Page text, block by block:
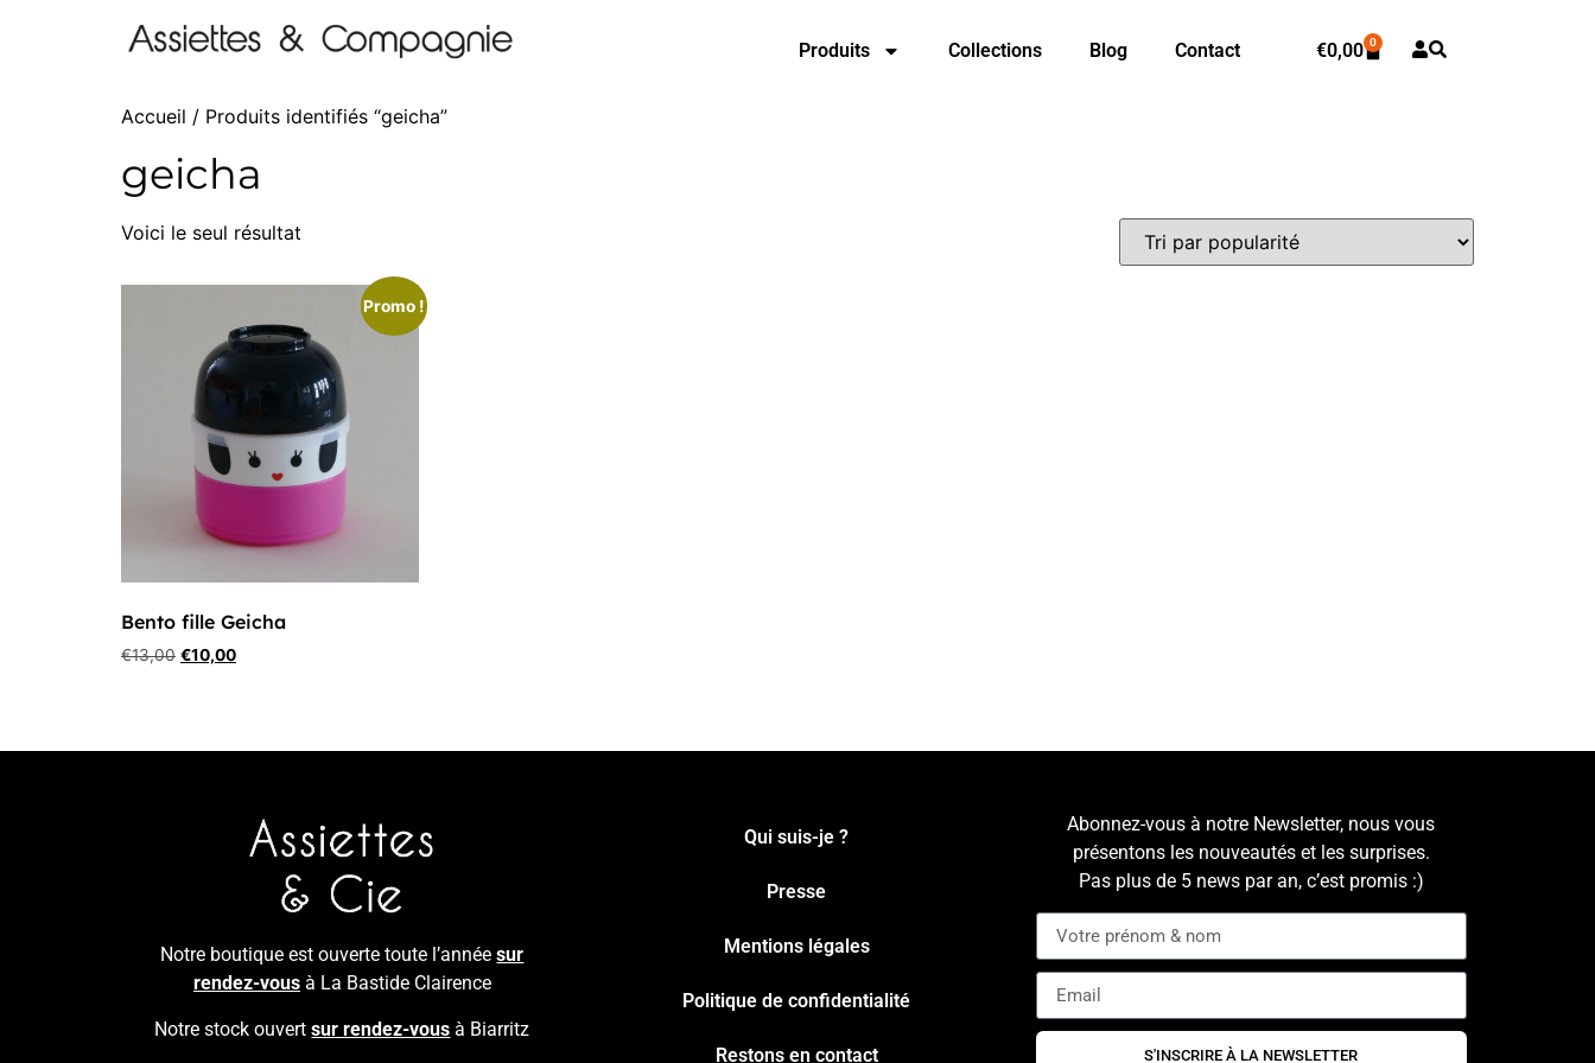
Produits Collections Blog Contact €0,00 0
Accueil / Produits identifiés “geicha”
geicha
Voici le seul résultat
Promo !
Bento fille Geicha
€13,00 €10,00
Notre boutique est ouverte toute l’annéesur
rendez-vousà La Bastide Clairence
Notre stock ouvertsur rendez-vous à Biarritz
Qui suis-je ?
Presse
Mentions légales
Politique de confidentialité
Restons en contact
Abonnez-vous à notre Newsletter, nous vous
présentons les nouveautés et les surprises.
Pas plus de 5 news par an, c’est promis :)
S'INSCRIRE À LA NEWSLETTER